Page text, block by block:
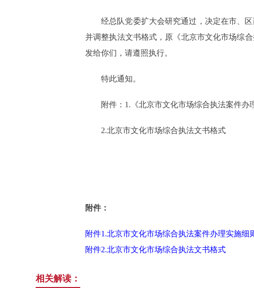
经总队党委扩大会研究通过，决定在市、
并调整执法文书格式，原《北京市文化市场综
发给你们，请遵照执行。
特此通知。
附件：1.《北京市文化市场综合执法案件办
2.北京市文化市场综合执法文书格式
附件：
附件1.北京市文化市场综合执法案件办理实施细
附件2.北京市文化市场综合执法文书格式
相关解读：